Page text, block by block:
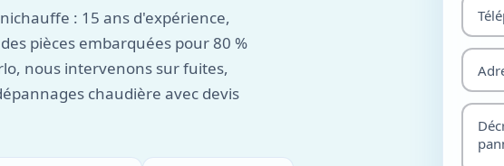
: 15 ans d'expérience,
pièces embarquées pour 80 %
nous intervenons sur fuites,
chaudière avec devis